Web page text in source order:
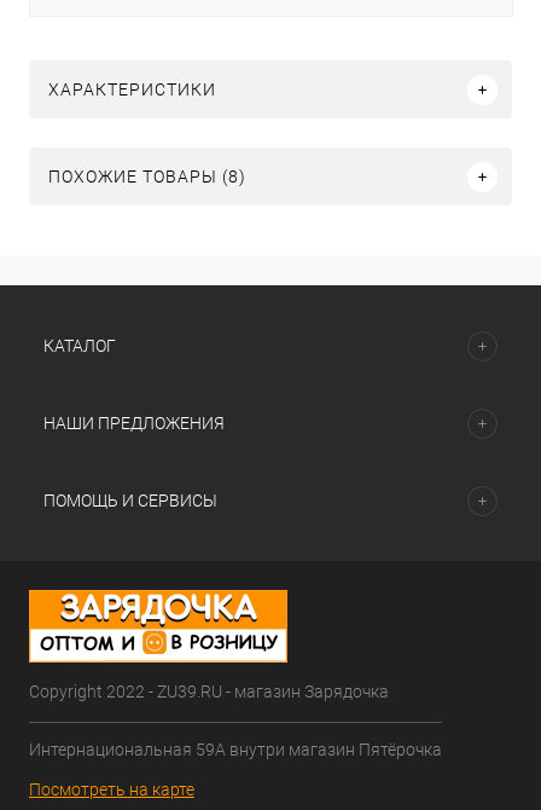
ХАРАКТЕРИСТИКИ
ПОХОЖИЕ ТОВАРЫ (8)
КАТАЛОГ
НАШИ ПРЕДЛОЖЕНИЯ
ПОМОЩЬ И СЕРВИСЫ
Copyright 2022 - ZU39.RU - магазин Зарядочка
Интернациональная 59А внутри магазин Пятёрочка
Посмотреть на карте